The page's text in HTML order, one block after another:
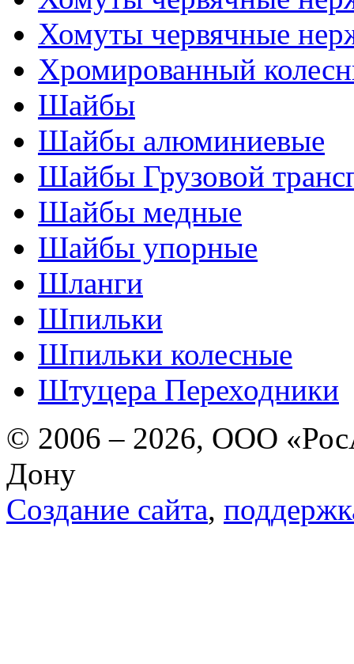
Хомуты червячные
Хромированный
Шайбы
Шайбы алюминиевые
Шайбы Грузовой
Шайбы медные
Шайбы упорные
Шланги
Шпильки
Шпильки колесные
Штуцера Переходники
© 2006 – 2026, ООО
Дону
Создание сайта,